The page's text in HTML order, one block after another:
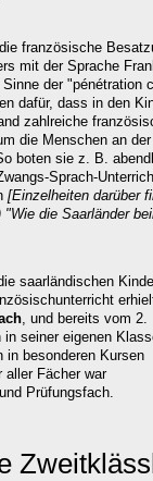
französische
mit der Sprache
der "pénétration
dafür, dass in den
zahlreiche
die Menschen an
boten sie z. B.
Sprach-
[Einzelheiten darüber
"Wie die Saarländer
saarländischen
, und bereits vom 2.
seiner eigenen
in besonderen Kursen
aller Fächer war
Prüfungsfach.